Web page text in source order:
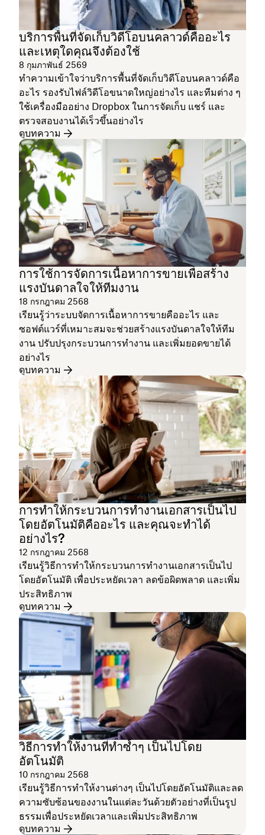
บริการพื้นที่จัดเก็บวิดีโอบนคลาวด์คืออะไร
และเหตุใดคุณจึงต้องใช้
8 กุมภาพันธ์ 2569
ทำความเข้าใจว่าบริการพื้นที่จัดเก็บวิดีโอบนคลาวด์คือ
อะไร รองรับไฟล์วิดีโอขนาดใหญ่อย่างไร และทีมต่าง ๆ
ใช้เครื่องมืออย่าง Dropbox ในการจัดเก็บ แชร์ และ
ตรวจสอบงานได้เร็วขึ้นอย่างไร
ดูบทความ
การใช้การจัดการเนื้อหาการขายเพื่อสร้าง
แรงบันดาลใจให้ทีมงาน
18 กรกฎาคม 2568
เรียนรู้ว่าระบบจัดการเนื้อหาการขายคืออะไร และ
ซอฟต์แวร์ที่เหมาะสมจะช่วยสร้างแรงบันดาลใจให้ทีม
งาน ปรับปรุงกระบวนการทำงาน และเพิ่มยอดขายได้
อย่างไร
ดูบทความ
การทำให้กระบวนการทำงานเอกสารเป็นไป
โดยอัตโนมัติคืออะไร และคุณจะทำได้
อย่างไร?
12 กรกฎาคม 2568
เรียนรู้วิธีการทำให้กระบวนการทำงานเอกสารเป็นไป
โดยอัตโนมัติ เพื่อประหยัดเวลา ลดข้อผิดพลาด และเพิ่ม
ประสิทธิภาพ
ดูบทความ
วิธีการทำให้งานที่ทำซ้ำๆ เป็นไปโดย
อัตโนมัติ
10 กรกฎาคม 2568
เรียนรู้วิธีการทำให้งานต่างๆ เป็นไปโดยอัตโนมัติและลด
ความซับซ้อนของงานในแต่ละวันด้วยตัวอย่างที่เป็นรูป
ธรรมเพื่อประหยัดเวลาและเพิ่มประสิทธิภาพ
ดูบทความ